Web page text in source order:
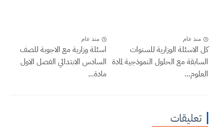
منذ عام
كل الاسئلة الوزارية للسنوات
السابقة مع الحلول النموذجية لمادة
العلوم...
منذ عام
اسئلة وزارية مع الاجوبة للصف
السادس الابتدائي الفصل الاول
مادة...
تعليقات